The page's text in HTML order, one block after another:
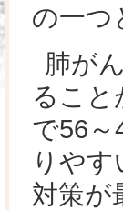
の一つ
肺が
ること
で56
りや
対策が